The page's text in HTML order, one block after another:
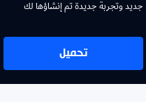
جديد وتجربة جديدة تم إنشاؤها لك
تحميل